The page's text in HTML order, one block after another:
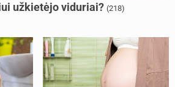
užkietėjo viduriai? (218)